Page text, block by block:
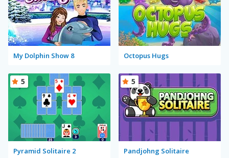
My Dolphin Show 8 Octopus Hugs
Pyramid Solitaire 2
5
Pandjohng Solitaire
5